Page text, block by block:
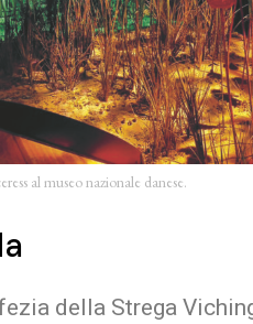
al museo nazionale danese.
della Strega